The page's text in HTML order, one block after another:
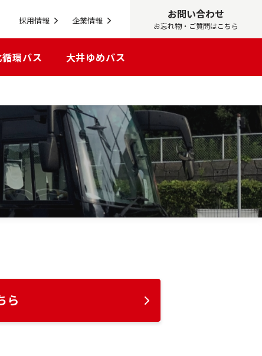
お問い合わせ
お忘れ物・ご質問はこちら
採用情報 企業情報
循環バス 大井ゆめバス
ら